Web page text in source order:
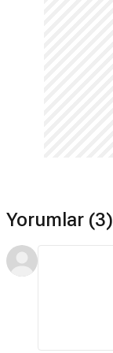
Yorumlar (3)